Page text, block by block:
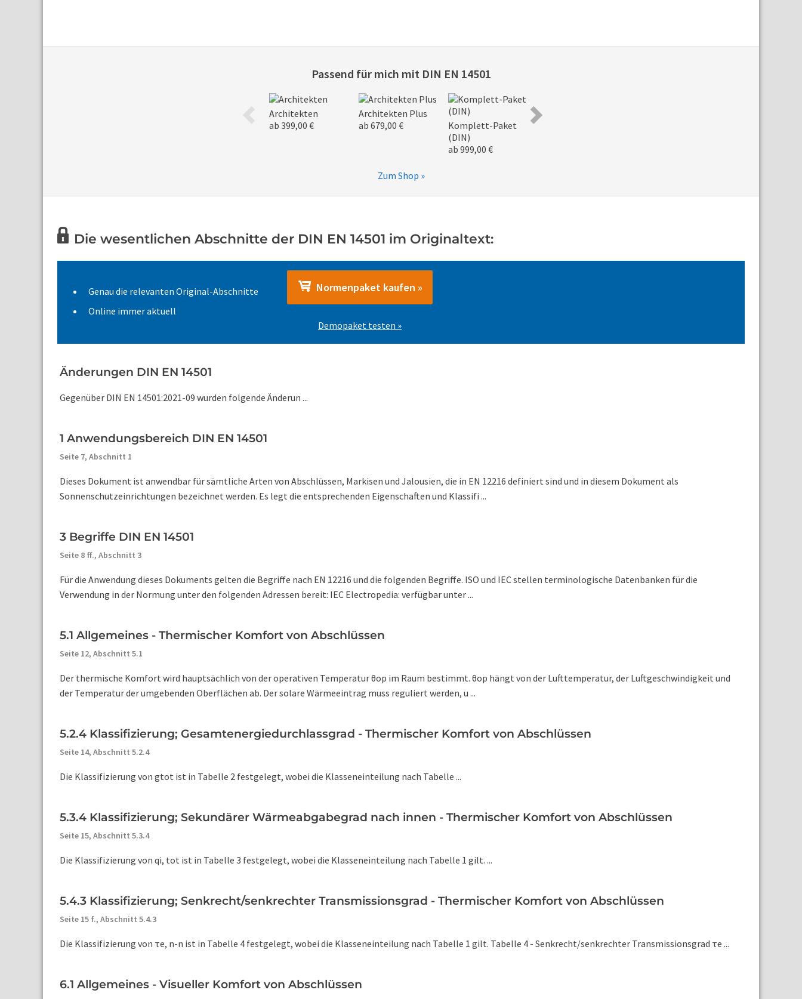
Passend für mich mit DIN EN 14501
Architekten
ab 399,00 €
Architekten Plus
ab 679,00 €
Komplett-Paket
(DIN)
ab 999,00 €
Zum Shop »
Die wesentlichen Abschnitte der DIN EN 14501 im Originaltext:
Genau die relevanten Original-Abschnitte
Online immer aktuell
Normenpaket kaufen »
Demopaket testen »
Änderungen DIN EN 14501
Gegenüber DIN EN 14501:2021-09 wurden folgende Änderun ...
1 Anwendungsbereich DIN EN 14501
Seite 7, Abschnitt 1
Dieses Dokument ist anwendbar für sämtliche Arten von Abschlüssen, Markisen und Jalousien, die in EN 12216 definiert sind und in diesem Dokument als
Sonnenschutzeinrichtungen bezeichnet werden. Es legt die entsprechenden Eigenschaften und Klassifi ...
3 Begriffe DIN EN 14501
Seite 8 ff., Abschnitt 3
Für die Anwendung dieses Dokuments gelten die Begriffe nach EN 12216 und die folgenden Begriffe. ISO und IEC stellen terminologische Datenbanken für die
Verwendung in der Normung unter den folgenden Adressen bereit: IEC Electropedia: verfügbar unter ...
5.1 Allgemeines - Thermischer Komfort von Abschlüssen
Seite 12, Abschnitt 5.1
Der thermische Komfort wird hauptsächlich von der operativen Temperatur θop im Raum bestimmt. θop hängt von der Lufttemperatur, der Luftgeschwindigkeit und
der Temperatur der umgebenden Oberflächen ab. Der solare Wärmeeintrag muss reguliert werden, u ...
5.2.4 Klassifizierung; Gesamtenergiedurchlassgrad - Thermischer Komfort von Abschlüssen
Seite 14, Abschnitt 5.2.4
Die Klassifizierung von gtot ist in Tabelle 2 festgelegt, wobei die Klasseneinteilung nach Tabelle ...
5.3.4 Klassifizierung; Sekundärer Wärmeabgabegrad nach innen - Thermischer Komfort von Abschlüssen
Seite 15, Abschnitt 5.3.4
Die Klassifizierung von qi, tot ist in Tabelle 3 festgelegt, wobei die Klasseneinteilung nach Tabelle 1 gilt. ...
5.4.3 Klassifizierung; Senkrecht/senkrechter Transmissionsgrad - Thermischer Komfort von Abschlüssen
Seite 15 f., Abschnitt 5.4.3
Die Klassifizierung von τe, n-n ist in Tabelle 4 festgelegt, wobei die Klasseneinteilung nach Tabelle 1 gilt. Tabelle 4 - Senkrecht/senkrechter Transmissionsgrad τe ...
6.1 Allgemeines - Visueller Komfort von Abschlüssen